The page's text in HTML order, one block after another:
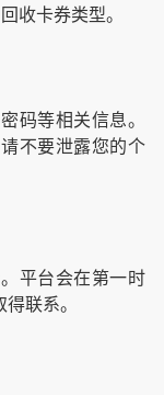
收卡券类型。
等相关信息。
不要泄露您的个
平台会在第一时
联系。